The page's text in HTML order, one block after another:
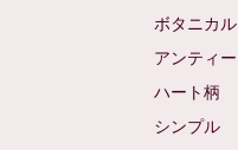
ボタニカル
アンティ
ハート柄
シンプル